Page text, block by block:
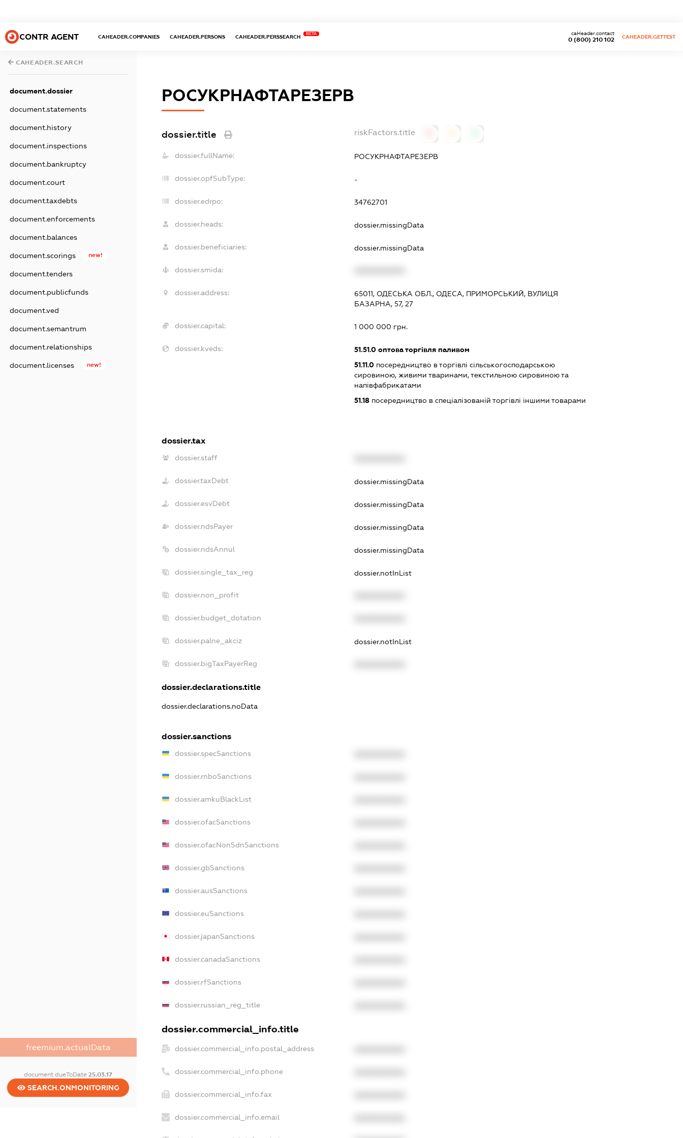
CONTR AGENT CAHEADER.COMPANIES CAHEADER.PERSONS CAHEADER.PERSSEARCH
BETA
0 (800) 210 102
caHeader.contact
CAHEADER.GETTEST
CAHEADER.SEARCH
document.dossier
document.statements
document.history
document.inspections
document.bankruptcy
document.court
document.taxdebts
document.enforcements
document.balances
document.scorings new!
document.tenders
document.publicfunds
document.ved
document.semantrum
document.relationships
document.licenses new!
freemium.actualData
document.dueToDate25.03.17
SEARCH.ONMONITORING
РОСУКРНАФТАРЕЗЕРВ
dossier.title riskFactors.title
dossier.fullName: РОСУКРНАФТАРЕЗЕРВ
dossier.opfSubType: -
dossier.edrpo: 34762701
dossier.heads: dossier.missingData
dossier.beneficiaries: dossier.missingData
dossier.smida:
dossier.address:
65011, ОДЕСЬКА ОБЛ., ОДЕСА, ПРИМОРСЬКИЙ, ВУЛИЦЯ
БАЗАРНА, 57, 27
dossier.capital: 1 000 000 грн.
dossier.kveds: 51.51.0 оптова торгівля паливом
51.11.0 посередництво в торгівлі сільськогосподарською
сировиною, живими тваринами, текстильною сировиною та
напівфабрикатами
51.18 посередництво в спеціалізованій торгівлі іншими товарами
dossier.tax
dossier.staff
dossier.taxDebt dossier.missingData
dossier.esvDebt dossier.missingData
dossier.ndsPayer dossier.missingData
dossier.ndsAnnul dossier.missingData
dossier.single_tax_reg dossier.notInList
dossier.non_profit
dossier.budget_dotation
dossier.palne_akciz dossier.notInList
dossier.bigTaxPayerReg
dossier.declarations.title
dossier.declarations.noData
dossier.sanctions
dossier.specSanctions
dossier.rnboSanctions
dossier.amkuBlackList
dossier.ofacSanctions
dossier.ofacNonSdnSanctions
dossier.gbSanctions
dossier.ausSanctions
dossier.euSanctions
dossier.japanSanctions
dossier.canadaSanctions
dossier.rfSanctions
dossier.russian_reg_title
dossier.commercial_info.title
dossier.commercial_info.postal_address
dossier.commercial_info.phone
dossier.commercial_info.fax
dossier.commercial_info.email